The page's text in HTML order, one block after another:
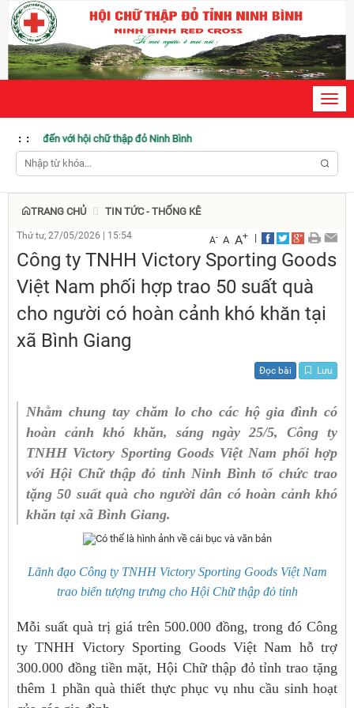
: :
với hội chữ thập đỏ Ninh Bình
TRANG CHỦ TIN TỨC - THỐNG KÊ
Thứ tư, 27/05/2026 | 15:54 A- A A+ |
Công ty TNHH Victory Sporting Goods
Việt Nam phối hợp trao 50 suất quà
cho người có hoàn cảnh khó khăn tại
xã Bình Giang
Đọc bài Lưu
Nhằm chung tay chăm lo cho các hộ gia đình có
hoàn cảnh khó khăn, sáng ngày 25/5, Công ty
TNHH Victory Sporting Goods Việt Nam phối hợp
với Hội Chữ thập đỏ tỉnh Ninh Bình tổ chức trao
tặng 50 suất quà cho người dân có hoàn cảnh khó
khăn tại xã Bình Giang.
Lãnh đạo Công ty TNHH Victory Sporting Goods Việt Nam
trao biển tượng trưng cho Hội Chữ thập đỏ tỉnh
Mỗi suất quà trị giá trên 500.000 đồng, trong đó Công
ty TNHH Victory Sporting Goods Việt Nam hỗ trợ
300.000 đồng tiền mặt, Hội Chữ thập đỏ tỉnh trao tặng
thêm 1 phần quà thiết thực phục vụ nhu cầu sinh hoạt